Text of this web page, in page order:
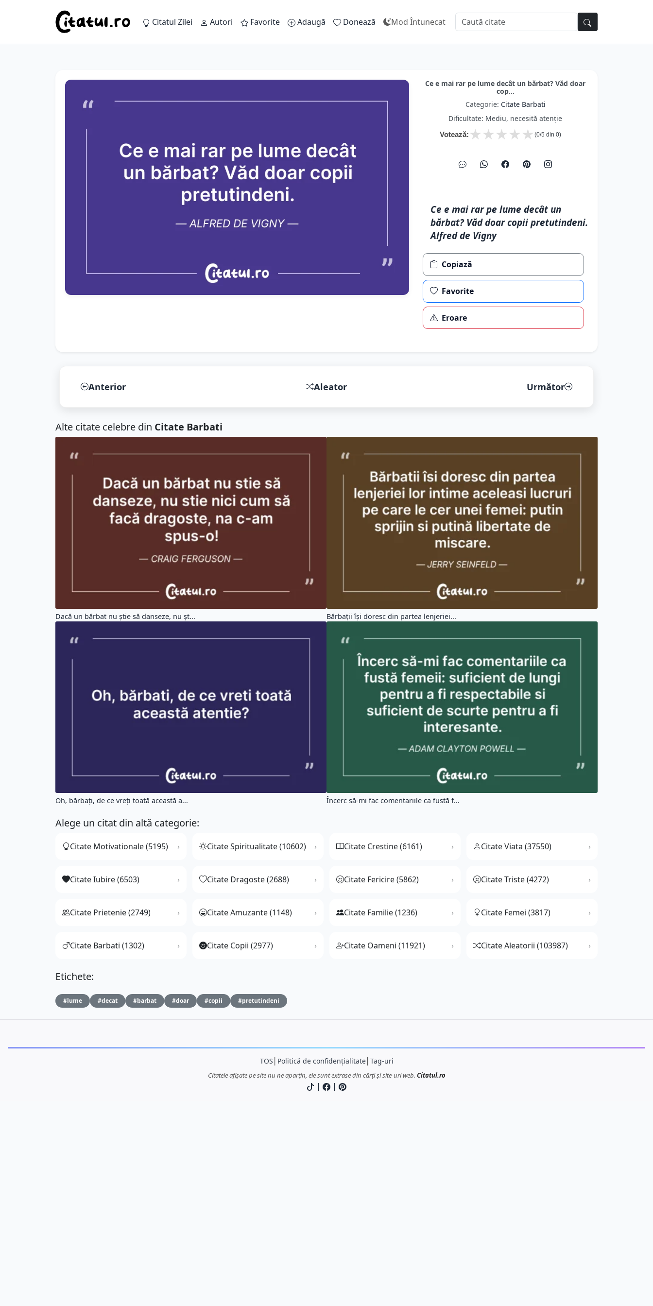
Citatul Zilei Autori Favorite Adaugă Donează Mod Întunecat
Ce e mai rar pe lume decât un bărbat? Văd doar
cop...
Categorie: Citate Barbati
Dificultate: Mediu, necesită atenție
Votează: ★
★
★
★
★ (0/5 din 0)
Ce e mai rar pe lume decât un
bărbat? Văd doar copii pretutindeni.
Alfred de Vigny
Copiază
Favorite
Eroare
Anterior Aleator Următor
Alte citate celebre din Citate Barbati
Dacă un bărbat nu știe să danseze, nu șt... Bărbații își doresc din partea lenjeriei...
Oh, bărbați, de ce vreți toată această a... Încerc să-mi fac comentariile ca fustă f...
Alege un citat din altă categorie:
Citate Motivationale (5195) Citate Spiritualitate (10602) Citate Crestine (6161) Citate Viata (37550)
Citate Iubire (6503) Citate Dragoste (2688) Citate Fericire (5862) Citate Triste (4272)
Citate Prietenie (2749) Citate Amuzante (1148) Citate Familie (1236) Citate Femei (3817)
Citate Barbati (1302) Citate Copii (2977) Citate Oameni (11921) Citate Aleatorii (103987)
Etichete:
#lume #decat #barbat #doar #copii #pretutindeni
TOS Politică de confidențialitate│ Tag-uri
Citatele afișate pe site nu ne aparțin, ele sunt extrase din cărți și site-uri web. Citatul.ro
| |